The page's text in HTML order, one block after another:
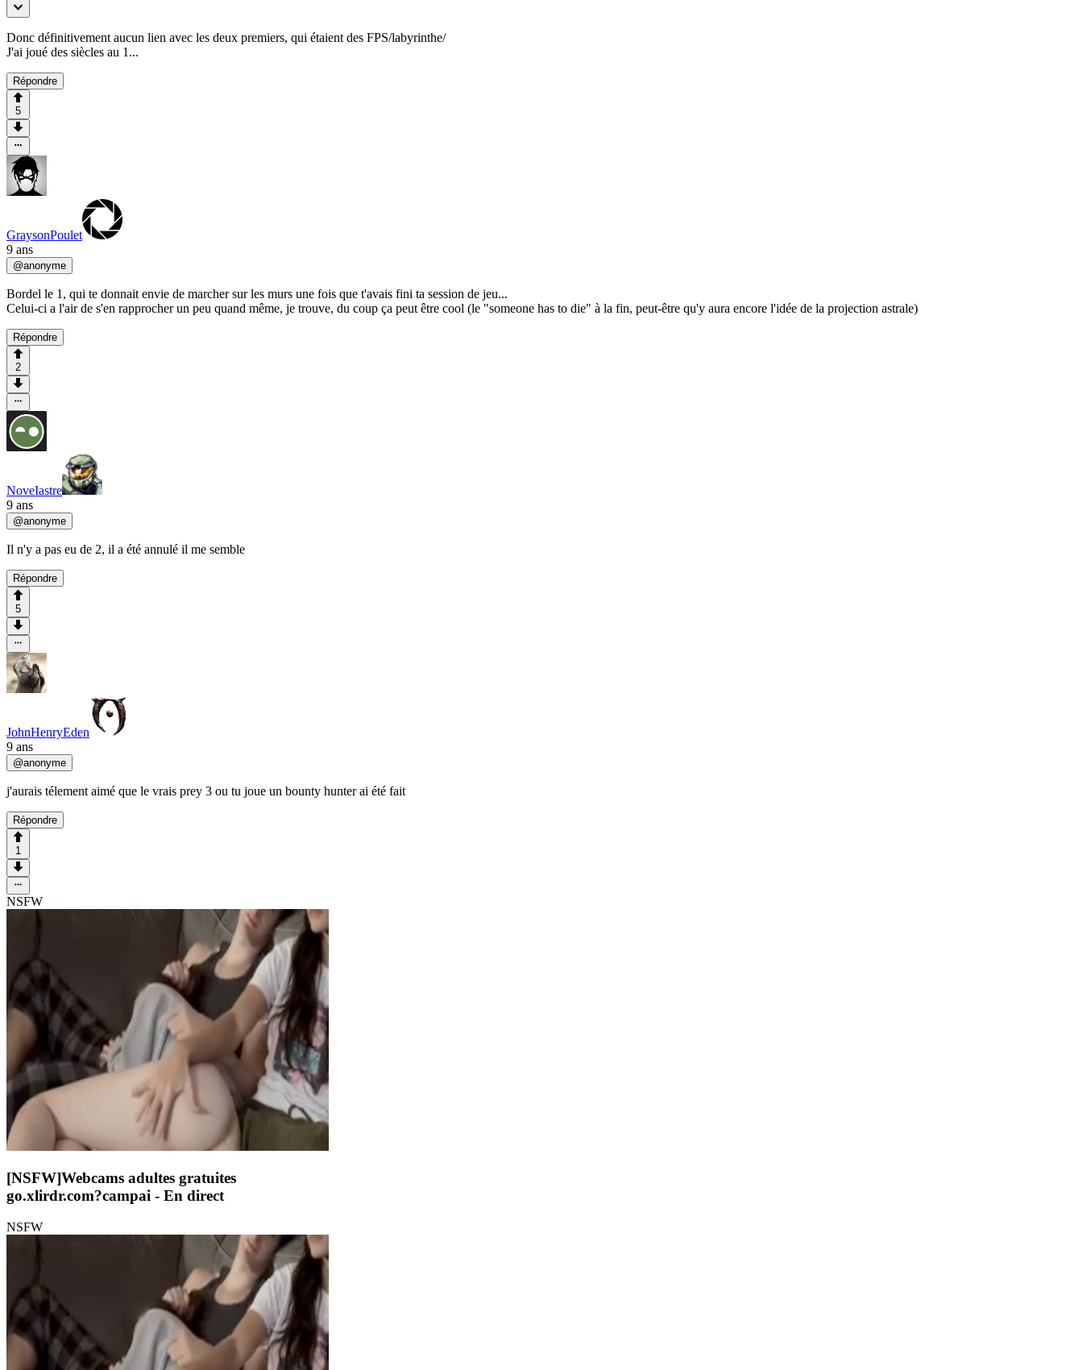
Donc définitivement aucun lien avec les deux premiers, qui étaient des FPS/labyrinthe/
J'ai joué des siècles au 1...
Répondre
5
GraysonPoulet
9 ans
@anonyme
Bordel le 1, qui te donnait envie de marcher sur les murs une fois que t'avais fini ta session de jeu...
Celui-ci a l'air de s'en rapprocher un peu quand même, je trouve, du coup ça peut être cool (le "someone has to die" à la fin, peut-être qu'y aura encore l'idée de la projection astrale)
Répondre
2
NoveIastre
9 ans
@anonyme
Il n'y a pas eu de 2, il a été annulé il me semble
Répondre
5
JohnHenryEden
9 ans
@anonyme
j'aurais télement aimé que le vrais prey 3 ou tu joue un bounty hunter ai été fait
Répondre
1
NSFW
[NSFW]Webcams adultes gratuites
go.xlirdr.com?campai - En direct
NSFW